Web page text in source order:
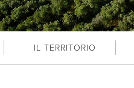
IL TERRITORIO